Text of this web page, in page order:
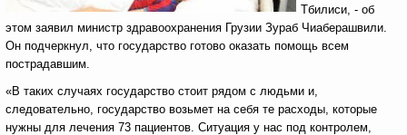
Тбилиси, - об
этом заявил министр здравоохранения Грузии Зураб Чиаберашвили.
Он подчеркнул, что государство готово оказать помощь всем
пострадавшим.
«В таких случаях государство стоит рядом с людьми и,
следовательно, государство возьмет на себя те расходы, которые
нужны для лечения 73 пациентов. Ситуация у нас под контролем,